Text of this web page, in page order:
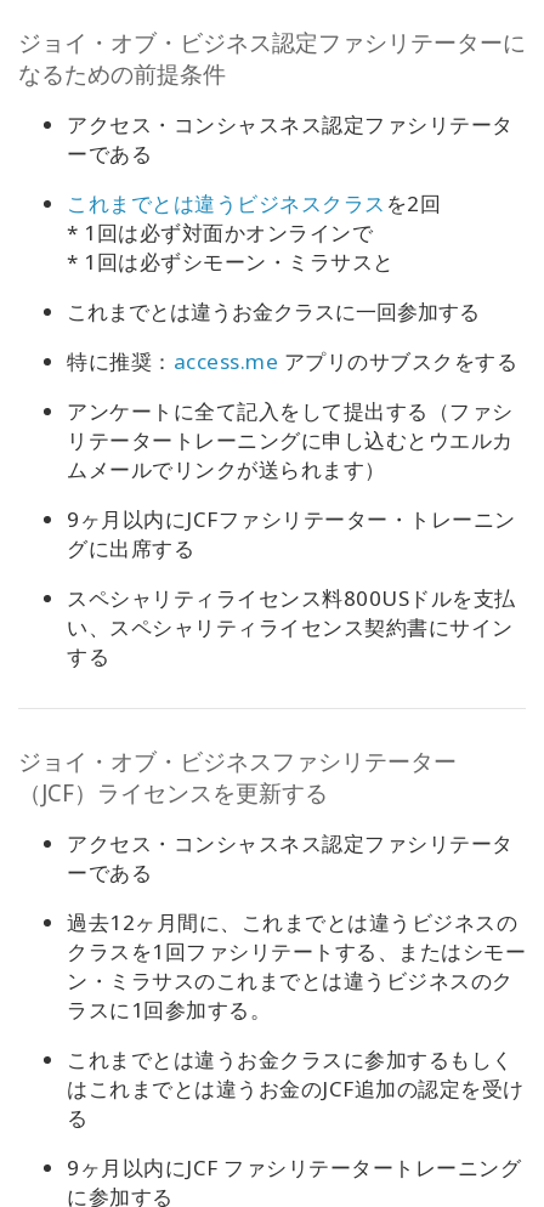
ジョイ・オブ・ビジネス認定ファシリテーターに
なるための前提条件
アクセス・コンシャスネス認定ファシリテータ
ーである
これまでとは違うビジネスクラス を2回
* 1回は必ず対面かオンラインで
* 1回は必ずシモーン・ミラサスと
これまでとは違うお金クラスに一回参加する
特に推奨： access.me アプリのサブスクをする
アンケートに全て記入をして提出する（ファシ
リテータートレーニングに申し込むとウエルカ
ムメールでリンクが送られます）
9ヶ月以内にJCFファシリテーター・トレーニン
グに出席する
スペシャリティライセンス料800USドルを支払
い、スペシャリティライセンス契約書にサイン
する
ジョイ・オブ・ビジネスファシリテーター
（JCF）ライセンスを更新する
アクセス・コンシャスネス認定ファシリテータ
ーである
過去12ヶ月間に、これまでとは違うビジネスの
クラスを1回ファシリテートする、またはシモー
ン・ミラサスのこれまでとは違うビジネスのク
ラスに1回参加する。
これまでとは違うお金クラスに参加するもしく
はこれまでとは違うお金のJCF追加の認定を受け
る
9ヶ月以内にJCF ファシリテータートレーニング
に参加する